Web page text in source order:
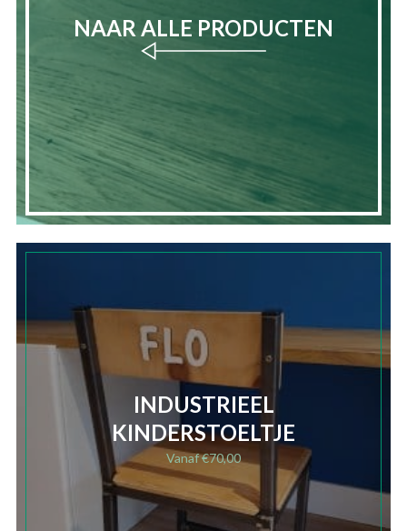
NAAR ALLE PRODUCTEN
INDUSTRIEEL
KINDERSTOELTJE
Vanaf€70,00